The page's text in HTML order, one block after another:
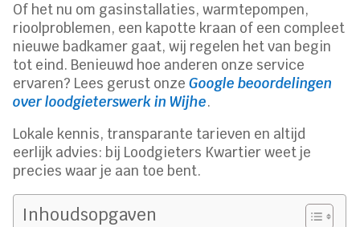
Of het nu om gasinstallaties, warmtepompen,
rioolproblemen, een kapotte kraan of een compleet
nieuwe badkamer gaat, wij regelen het van begin
tot eind. Benieuwd hoe anderen onze service
ervaren? Lees gerust onzeGoogle beoordelingen
over loodgieterswerk in Wijhe.
Lokale kennis, transparante tarieven en altijd
eerlijk advies: bij Loodgieters Kwartier weet je
precies waar je aan toe bent.
Inhoudsopgaven